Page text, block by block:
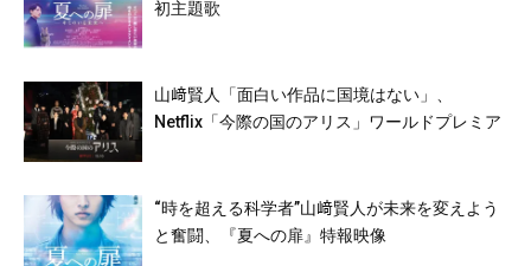
初主題歌
山﨑賢人「面白い作品に国境はない」、
Netflix「今際の国のアリス」ワールドプレミア
“時を超える科学者”山﨑賢人が未来を変えよう
と奮闘、『夏への扉』特報映像